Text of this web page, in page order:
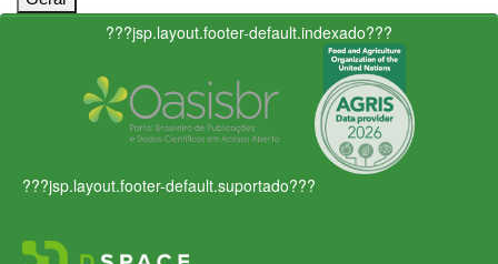
???jsp.layout.footer-default.indexado???
???jsp.layout.footer-default.suportado???